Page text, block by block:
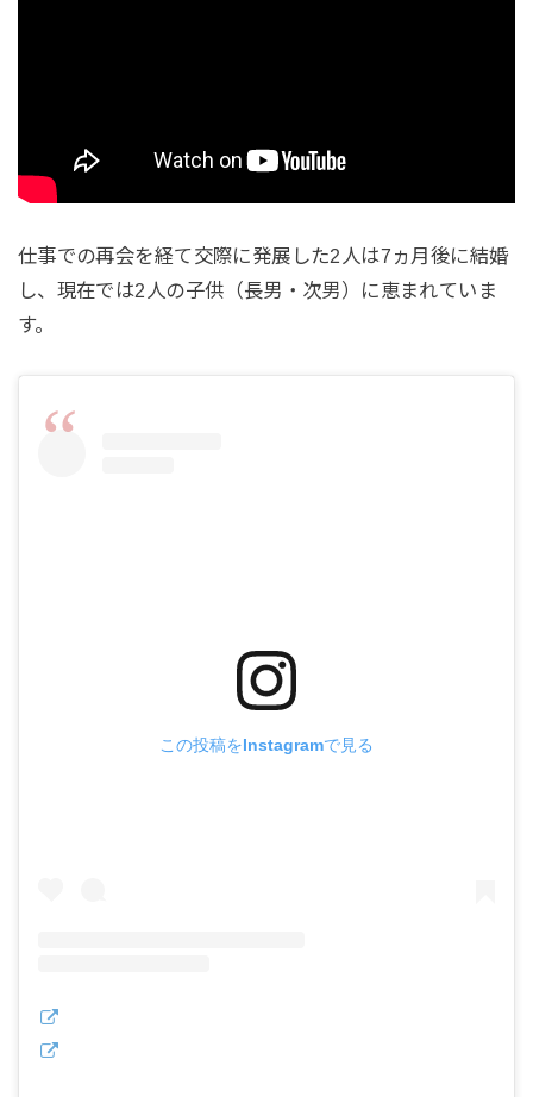
仕事での再会を経て交際に発展した2人は7ヵ月後に結婚
し、現在では2人の子供（長男・次男）に恵まれていま
す。
この投稿をInstagramで見る